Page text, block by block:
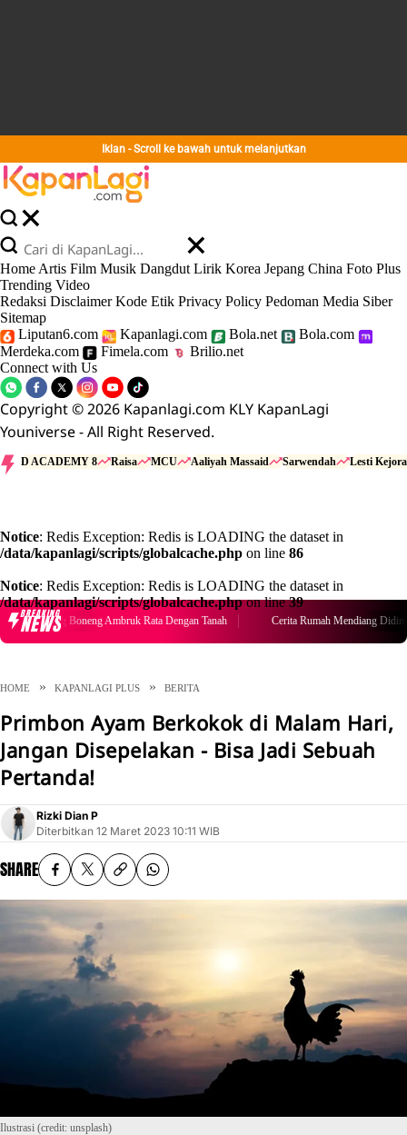
Iklan - Scroll ke bawah untuk melanjutkan
Home Artis Film Musik Dangdut Lirik Korea Jepang China Foto Plus
Trending Video
Redaksi Disclaimer Kode Etik Privacy Policy Pedoman Media Siber
Sitemap
Liputan6.com
Kapanlagi.com Bola.net
Bola.com
Merdeka.com
Fimela.com
Brilio.net
Connect with Us
Copyright © 2026 Kapanlagi.com KLY KapanLagi
Youniverse - All Right Reserved.
D ACADEMY 8 Raisa MCU Aaliyah Massaid Sarwendah Lesti Kejora
Notice: Redis Exception: Redis is LOADING the dataset in
/data/kapanlagi/scripts/globalcache.php on line 86
Notice: Redis Exception: Redis is LOADING the dataset in
/data/kapanlagi/scripts/globalcache.phpon line39
BREAKING
NEWS Cerita Rumah Mendiang Diding Boneng Ambruk Rata Dengan Tanah
HOME KAPANLAGI PLUS BERITA
Primbon Ayam Berkokok di Malam Hari,
Jangan Disepelakan - Bisa Jadi Sebuah
Pertanda!
Rizki Dian P
Diterbitkan 12 Maret 2023 10:11 WIB
SHARE
Ilustrasi (credit: unsplash)